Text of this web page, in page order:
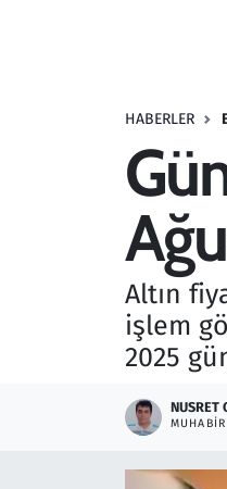
HABERLER
Altın
işlem
2025
NUSRET
MUHABIR
Savunma Sanayi
Televizyon